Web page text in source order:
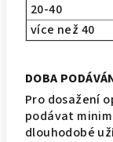
20-40
více než 40
DOBA
Pro dosažení
podávat
dlouhodobé